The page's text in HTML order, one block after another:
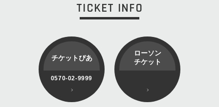
TICKET INFO
チケットぴあ
0570-02-9999
ローソン
チケット